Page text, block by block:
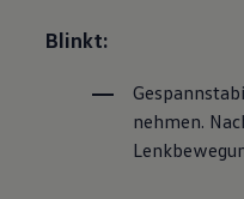
Blinkt:
nehmen.